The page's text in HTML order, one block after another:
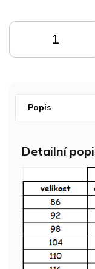
cena:
KOŠÍKU
KOŠÍKU
Popis
Detailní